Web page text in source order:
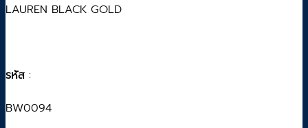
LAUREN BLACK GOLD
รหัส:
BW0094